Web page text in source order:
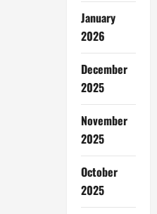
January
2026
December
2025
November
2025
October
2025